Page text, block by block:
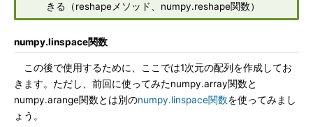
きる（reshapeメソッド、numpy.reshape関数）
numpy.linspace関数
この後で使用するために、ここでは1次元の配列を作成してお
きます。ただし、前回に使ってみたnumpy.array関数と
numpy.arange関数とは別のnumpy.linspace関数を使ってみまし
ょう。